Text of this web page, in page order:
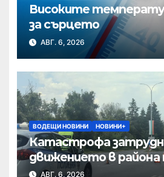
Високите
за сърцето
АВГ. 6, 2026
ВОДЕЩИ НОВИНИ НОВИНИ+
Катастрофа
движението в района
Хиподрума
АВГ. 6, 2026